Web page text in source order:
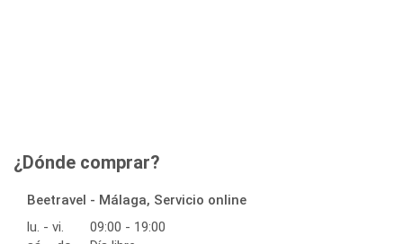
¿Dónde comprar?
Beetravel - Málaga, Servicio online
lu. - vi.
09:00 - 19:00